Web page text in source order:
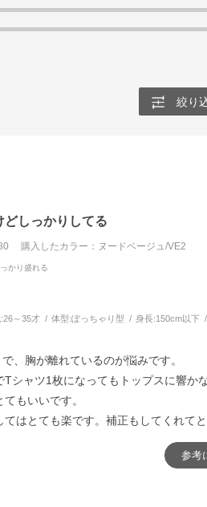
絞り
どしっかりしてる
購入したカラー：ヌードベージュ/VE2
かり盛れる
26～35才 体型:ぽっちゃり型 身長:150cm以下
、胸が離れているのが悩みです。
Tシャツ1枚になってもトップスに響か
もいいです。
てはとても楽です。補正もしてくれて
参考